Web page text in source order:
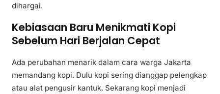
dihargai.
Kebiasaan Baru Menikmati Kopi
Sebelum Hari Berjalan Cepat
Ada perubahan menarik dalam cara warga Jakarta
memandang kopi. Dulu kopi sering dianggap pelengkap
atau alat pengusir kantuk. Sekarang kopi menjadi